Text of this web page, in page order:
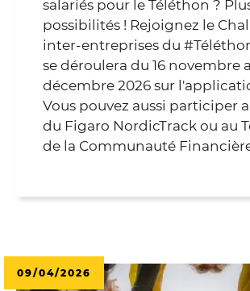
salariés pour le Téléthon ?
possibilités ! Rejoignez le
inter-entreprises du
se déroulera du 16 novembre
décembre 2026 sur
Vous pouvez aussi participer
du Figaro NordicTrack ou au
de la Communauté
09/04/2026